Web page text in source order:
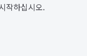
작하십시오.